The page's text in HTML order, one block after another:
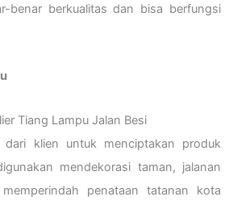
benar berkualitas dan bisa berfungsi
dari klien untuk menciptakan produk
mendekorasi taman, jalanan
penataan tatanan kota